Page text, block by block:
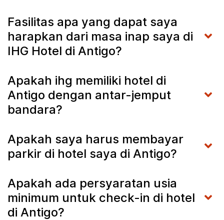
Fasilitas apa yang dapat saya
harapkan dari masa inap saya di
IHG Hotel di Antigo?
Apakah ihg memiliki hotel di
Antigo dengan antar-jemput
bandara?
Apakah saya harus membayar
parkir di hotel saya di Antigo?
Apakah ada persyaratan usia
minimum untuk check-in di hotel
di Antigo?